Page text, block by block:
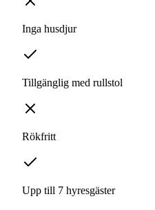
Inga husdjur
Tillgänglig med rullstol
Rökfritt
Upp till 7 hyresgäster